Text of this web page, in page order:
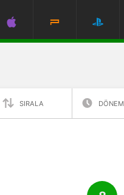
SIRALA DÖNEM